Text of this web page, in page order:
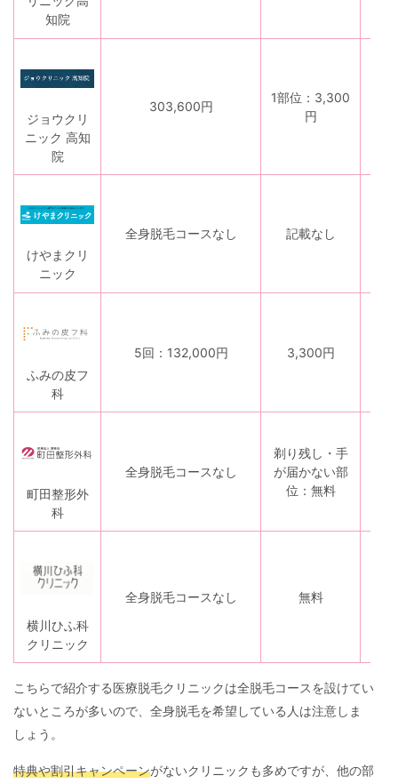
知院
ジョウクリ
ニック 高知
院
303,600円
1部位：3,300
円
けやまクリ
ニック
全身脱毛コースなし 記載なし
ふみの皮フ
科
5回：132,000円 3,300円
町田整形外
科
全身脱毛コースなし
剃り残し・手
が届かない部
位：無料
横川ひふ科
クリニック
全身脱毛コースなし 無料
こちらで紹介する医療脱毛クリニックは全脱毛コースを設けてい
ないところが多いので、全身脱毛を希望している人は注意しま
しょう。
特典や割引キャンペーンがないクリニックも多めですが、他の部